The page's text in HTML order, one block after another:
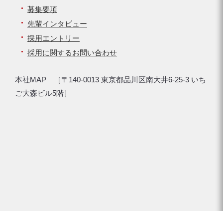
募集要項
先輩インタビュー
採用エントリー
採用に関するお問い合わせ
本社MAP ［〒140-0013 東京都品川区南大井6-25-3 いち
ご大森ビル5階］